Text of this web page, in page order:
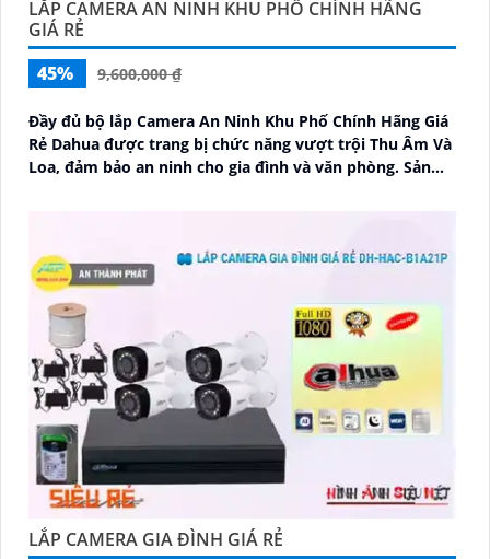
LẮP CAMERA AN NINH KHU PHỐ CHÍNH HÃNG
GIÁ RẺ
45%
9,600,000 ₫
Đầy đủ bộ lắp Camera An Ninh Khu Phố Chính Hãng Giá
Rẻ Dahua được trang bị chức năng vượt trội Thu Âm Và
Loa, đảm bảo an ninh cho gia đình và văn phòng. Sản
LẮP CAMERA GIA ĐÌNH GIÁ RẺ